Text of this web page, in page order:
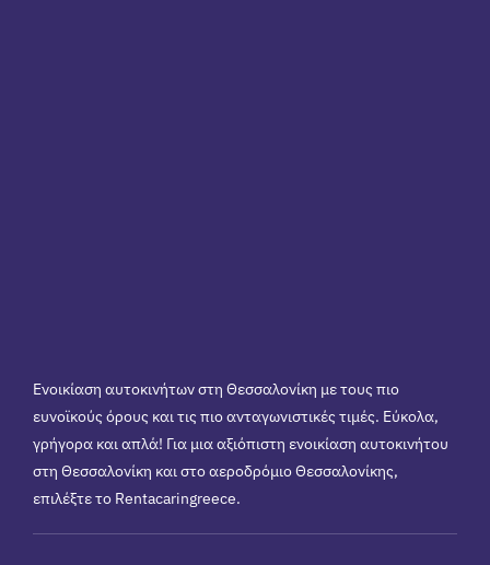
Ενοικίαση αυτοκινήτων στη Θεσσαλονίκη με τους πιο
ευνοϊκούς όρους και τις πιο ανταγωνιστικές τιμές. Εύκολα,
γρήγορα και απλά! Για μια αξιόπιστη ενοικίαση αυτοκινήτου
στη Θεσσαλονίκη και στο αεροδρόμιο Θεσσαλονίκης,
επιλέξτε το Rentacaringreece.